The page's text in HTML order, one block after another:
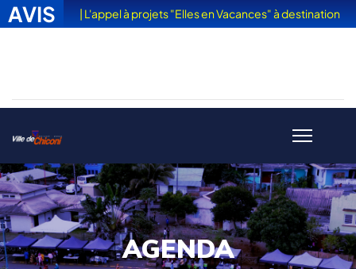
AGENDA
AVIS
| L'appel à projets "Elles en Vacances" à destination